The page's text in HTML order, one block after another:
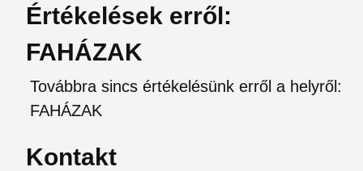
Értékelések erről:
FAHÁZAK
Továbbra sincs értékelésünk erről a helyről:
FAHÁZAK
Kontakt